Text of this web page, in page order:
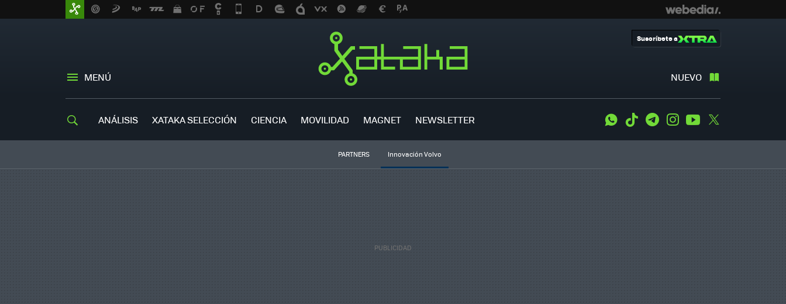
MENÚ NUEVO
Suscríbete a
ANÁLISIS XATAKA SELECCIÓN CIENCIA MOVILIDAD MAGNET NEWSLETTER WhatsApp
Tiktok TelegramInstagramYoutube
PARTNERS Innovación Volvo